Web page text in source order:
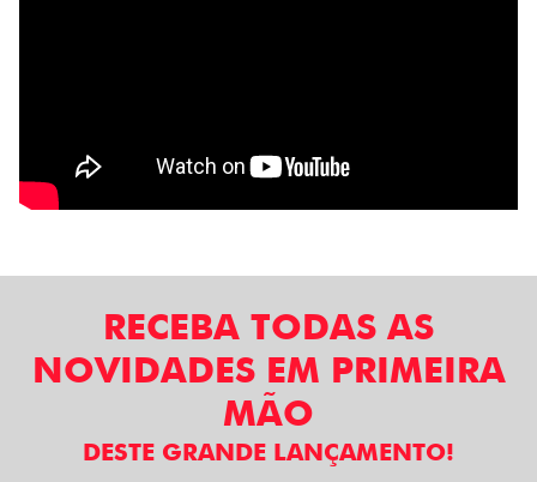
RECEBA TODAS AS
NOVIDADES EM PRIMEIRA
MÃO
DESTE GRANDE LANÇAMENTO!